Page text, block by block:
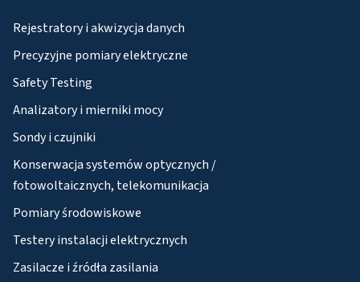
Rejestratory i akwizycja danych
Precyzyjne pomiary elektryczne
Safety Testing
Analizatory i mierniki mocy
Sondy i czujniki
Konserwacja systemów optycznych /
fotowoltaicznych, telekomunikacja
Pomiary środowiskowe
Testery instalacji elektrycznych
Zasilacze i źródła zasilania